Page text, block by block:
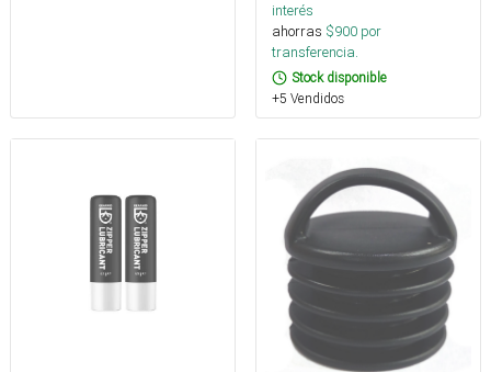
interés
ahorras $900 por
transferencia.
Stock disponible
+5 Vendidos